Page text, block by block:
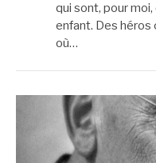
qui sont, pour
enfant. Des héros
où…